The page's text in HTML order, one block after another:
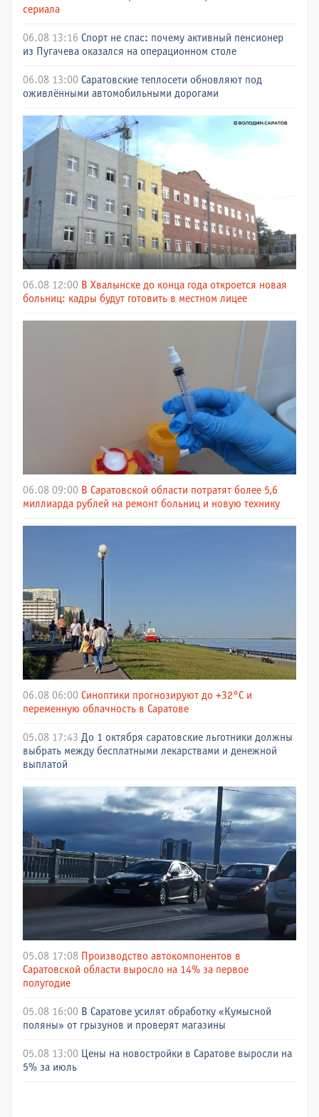
сериала
06.08 13:16 Спорт не спас: почему активный пенсионер
из Пугачева оказался на операционном столе
06.08 13:00 Саратовские теплосети обновляют под
оживлёнными автомобильными дорогами
06.08 12:00 В Хвалынске до конца года откроется новая
больниц: кадры будут готовить в местном лицее
06.08 09:00 В Саратовской области потратят более 5,6
миллиарда рублей на ремонт больниц и новую технику
06.08 06:00 Синоптики прогнозируют до +32°C и
переменную облачность в Саратове
05.08 17:43 До 1 октября саратовские льготники должны
выбрать между бесплатными лекарствами и денежной
выплатой
05.08 17:08 Производство автокомпонентов в
Саратовской области выросло на 14% за первое
полугодие
05.08 16:00 В Саратове усилят обработку «Кумысной
поляны» от грызунов и проверят магазины
05.08 13:00 Цены на новостройки в Саратове выросли на
5% за июль